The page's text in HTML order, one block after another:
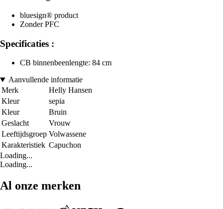
bluesign® product
Zonder PFC
Specificaties :
CB binnenbeenlengte: 84 cm
Aanvullende informatie
Merk
Helly Hansen
Kleur
sepia
Kleur
Bruin
Geslacht
Vrouw
Leeftijdsgroep Volwassene
Karakteristiek Capuchon
Loading...
Loading...
Al onze merken